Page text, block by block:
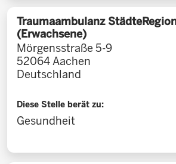
Traumaambulanz
(Erwachsene)
Mörgensstraße 5-9
52064Aachen
Deutschland
Diese Stelle berät zu:
Gesundheit